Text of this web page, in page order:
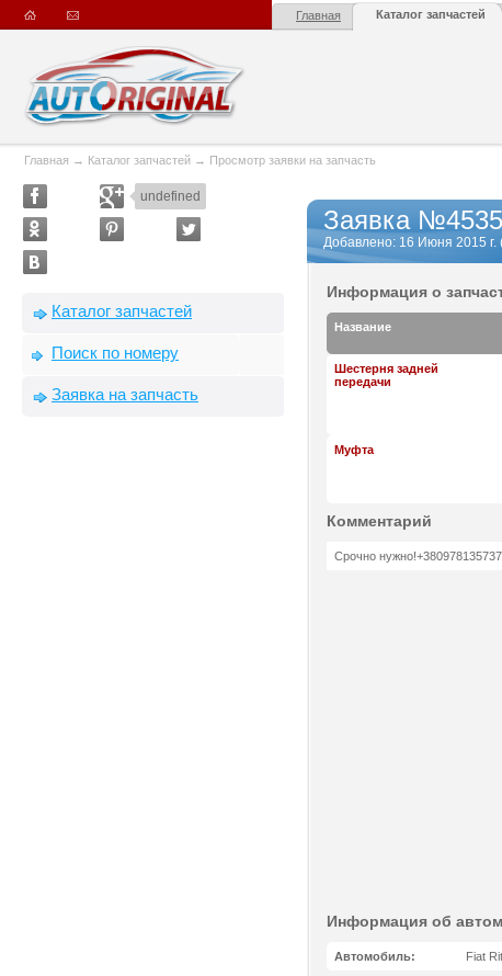
Главная Каталог запчастей
Главная → Каталог запчастей → Просмотр заявки на запчасть
undefined
Каталог запчастей
Поиск по номеру
Заявка на запчасть
Заявка
Добавлено: 16 Июня 2015 г.
Информация о
Название
Шестерня задней
передачи
Муфта
Комментарий
Срочно
Информация об
Автомобиль: Fiat